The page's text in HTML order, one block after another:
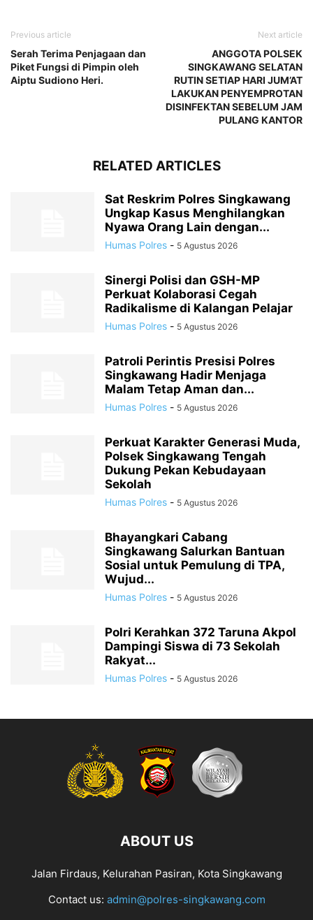
Previous article
Serah Terima Penjagaan dan
Piket Fungsi di Pimpin oleh
Aiptu Sudiono Heri.
Next article
ANGGOTA POLSEK
SINGKAWANG SELATAN
RUTIN SETIAP HARI JUM’AT
LAKUKAN PENYEMPROTAN
DISINFEKTAN SEBELUM JAM
PULANG KANTOR
RELATED ARTICLES
Sat Reskrim Polres Singkawang
Ungkap Kasus Menghilangkan
Nyawa Orang Lain dengan...
Humas Polres - 5 Agustus 2026
Sinergi Polisi dan GSH-MP
Perkuat Kolaborasi Cegah
Radikalisme di Kalangan Pelajar
Humas Polres - 5 Agustus 2026
Patroli Perintis Presisi Polres
Singkawang Hadir Menjaga
Malam Tetap Aman dan...
Humas Polres - 5 Agustus 2026
Perkuat Karakter Generasi Muda,
Polsek Singkawang Tengah
Dukung Pekan Kebudayaan
Sekolah
Humas Polres - 5 Agustus 2026
Bhayangkari Cabang
Singkawang Salurkan Bantuan
Sosial untuk Pemulung di TPA,
Wujud...
Humas Polres - 5 Agustus 2026
Polri Kerahkan 372 Taruna Akpol
Dampingi Siswa di 73 Sekolah
Rakyat...
Humas Polres - 5 Agustus 2026
ABOUT US
Jalan Firdaus, Kelurahan Pasiran, Kota Singkawang
Contact us: admin@polres-singkawang.com